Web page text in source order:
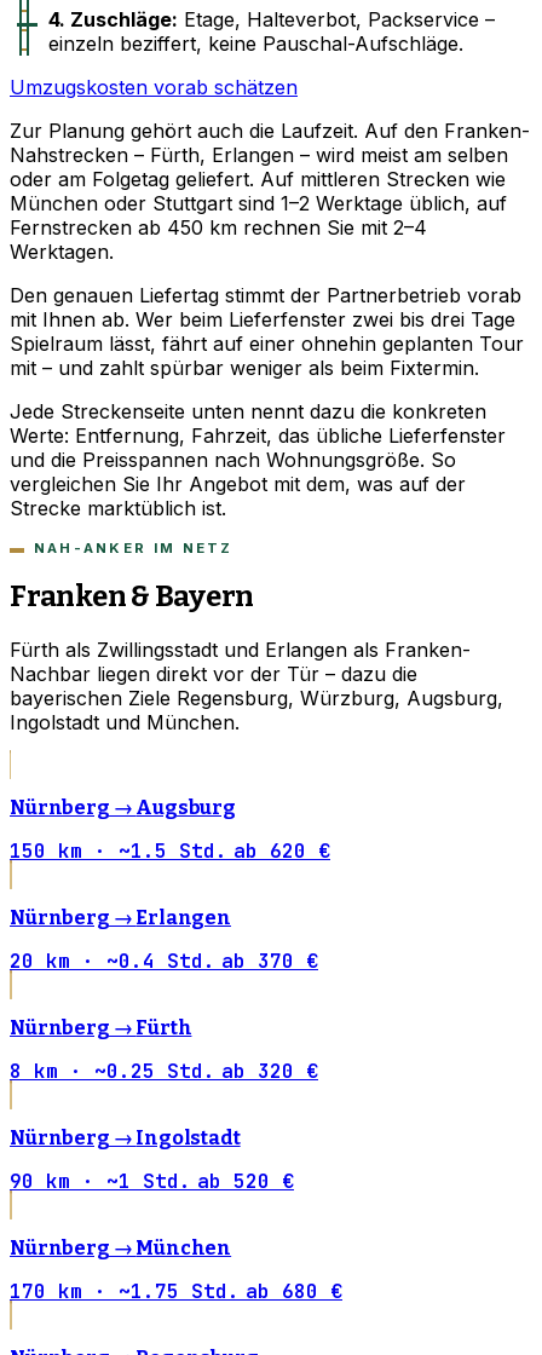
4. Zuschläge: Etage, Halteverbot, Packservice –
einzeln beziffert, keine Pauschal-Aufschläge.
Umzugskosten vorab schätzen
Zur Planung gehört auch die Laufzeit. Auf den Franken-
Nahstrecken – Fürth, Erlangen – wird meist am selben
oder am Folgetag geliefert. Auf mittleren Strecken wie
München oder Stuttgart sind 1–2 Werktage üblich, auf
Fernstrecken ab 450 km rechnen Sie mit 2–4
Werktagen.
Den genauen Liefertag stimmt der Partnerbetrieb vorab
mit Ihnen ab. Wer beim Lieferfenster zwei bis drei Tage
Spielraum lässt, fährt auf einer ohnehin geplanten Tour
mit – und zahlt spürbar weniger als beim Fixtermin.
Jede Streckenseite unten nennt dazu die konkreten
Werte: Entfernung, Fahrzeit, das übliche Lieferfenster
und die Preisspannen nach Wohnungsgröße. So
vergleichen Sie Ihr Angebot mit dem, was auf der
Strecke marktüblich ist.
NAH-ANKER IM NETZ
Franken & Bayern
Fürth als Zwillingsstadt und Erlangen als Franken-
Nachbar liegen direkt vor der Tür – dazu die
bayerischen Ziele Regensburg, Würzburg, Augsburg,
Ingolstadt und München.
Nürnberg → Augsburg
150 km · ~1.5 Std. ab 620 €
Nürnberg → Erlangen
20 km · ~0.4 Std. ab 370 €
Nürnberg → Fürth
8 km · ~0.25 Std. ab 320 €
Nürnberg → Ingolstadt
90 km · ~1 Std. ab 520 €
Nürnberg → München
170 km · ~1.75 Std. ab 680 €